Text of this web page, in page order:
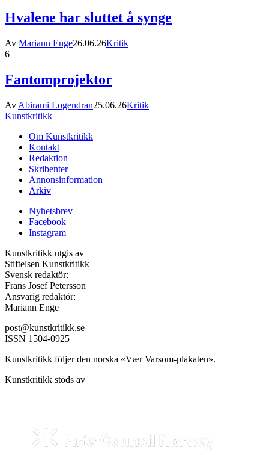
Hvalene har sluttet å synge
Av Mariann Enge26.06.26Kritik
6
Fantomprojektor
Av Abirami Logendran25.06.26Kritik
Kunstkritikk
Om Kunstkritikk
Kontakt
Redaktion
Skribenter
Annonsinformation
Arkiv
Nyhetsbrev
Facebook
Instagram
Kunstkritikk utgis av
Stiftelsen Kunstkritikk
Svensk redaktör:
Frans Josef Petersson
Ansvarig redaktör:
Mariann Enge
post@kunstkritikk.se
ISSN 1504-0925
Kunstkritikk följer den norska «Vær Varsom-plakaten».
Kunstkritikk stöds av